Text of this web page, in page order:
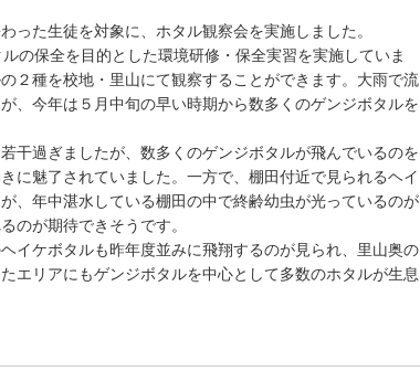
た生徒を対象に、ホタル観察会を実施しました。
の保全を目的とした環境研修・保全実習を実施していま
２種を校地・里山にて観察することができます。大雨で流
、今年は５月中旬の早い時期から数多くのゲンジボタルを
干過ぎましたが、数多くのゲンジボタルが飛んでいるのを
に魅了されていました。一方で、棚田付近で見られるヘイ
、年中湛水している棚田の中で終齢幼虫が光っているのが
のが期待できそうです。
イケボタルも昨年度並みに飛翔するのが見られ、里山奥の
エリアにもゲンジボタルを中心として多数のホタルが生息